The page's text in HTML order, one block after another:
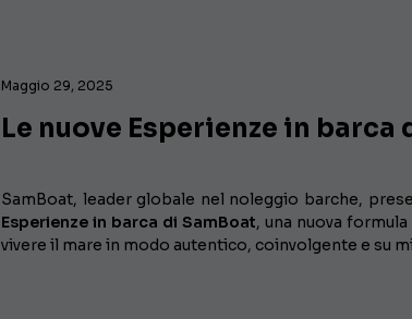
Maggio 29, 2025
Le nuove Esperienze in barca
SamBoat, leader globale nel noleggio barche,
Esperienze in barca di SamBoat, una nuova
vivere il mare in modo autentico, coinvolgente e su